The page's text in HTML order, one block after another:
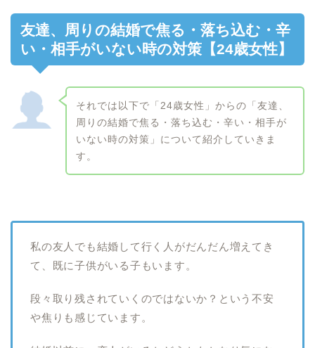
友達、周りの結婚で焦る・落ち込む・辛
い・相手がいない時の対策【24歳女性】
それでは以下で「24歳女性」からの「友達、
周りの結婚で焦る・落ち込む・辛い・相手が
いない時の対策」について紹介していきま
す。
私の友人でも結婚して行く人がだんだん増えてき
て、既に子供がいる子もいます。
段々取り残されていくのではないか？という不安
や焦りも感じています。